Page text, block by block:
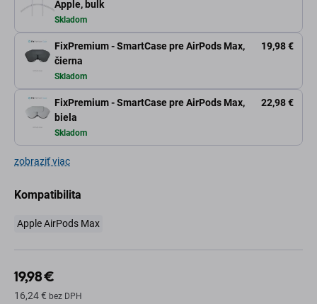
Apple, bulk
Skladom
FixPremium - SmartCase pre AirPods Max,
čierna
19,98 €
Skladom
FixPremium - SmartCase pre AirPods Max,
biela
22,98 €
Skladom
zobraziť viac
Kompatibilita
Apple AirPods Max
19,98 €
16,24 € bez DPH